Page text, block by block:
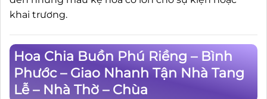
khai trương.
Hoa Chia Buồn Phú Riềng – Bình
Phước – Giao Nhanh Tận Nhà Tang
Lễ – Nhà Thờ – Chùa